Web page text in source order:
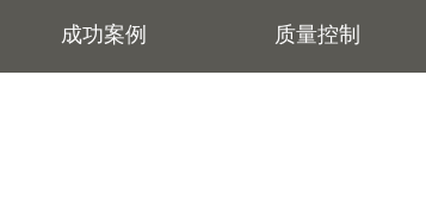
成功案例 质量控制